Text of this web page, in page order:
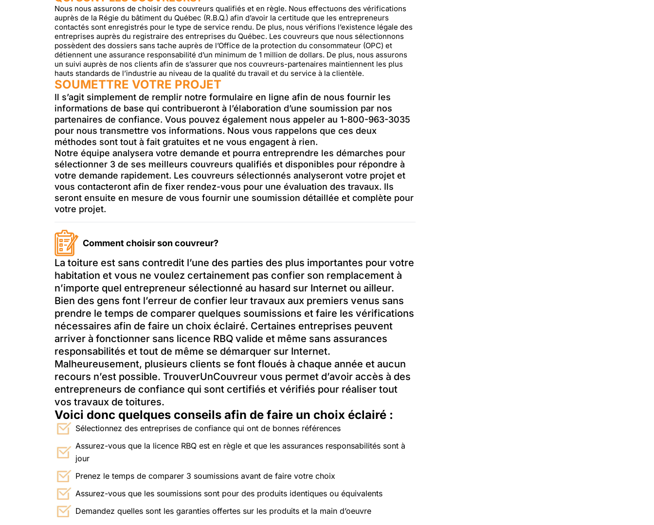
Nous nous assurons de choisir des couvreurs qualifiés et en règle. Nous effectuons des vérifications
auprès de la Régie du bâtiment du Québec (R.B.Q.) afin d’avoir la certitude que les entrepreneurs
contactés sont enregistrés pour le type de service rendu. De plus, nous vérifions l’existence légale des
entreprises auprès du registraire des entreprises du Québec. Les couvreurs que nous sélectionnons
possèdent des dossiers sans tache auprès de l’Office de la protection du consommateur (OPC) et
détiennent une assurance responsabilité d’un minimum de 1 million de dollars. De plus, nous assurons
un suivi auprès de nos clients afin de s’assurer que nos couvreurs-partenaires maintiennent les plus
hauts standards de l’industrie au niveau de la qualité du travail et du service à la clientèle.
SOUMETTRE VOTRE PROJET
Il s’agit simplement de remplir notre formulaire en ligne afin de nous fournir les
informations de base qui contribueront à l’élaboration d’une soumission par nos
partenaires de confiance. Vous pouvez également nous appeler au 1-800-963-3035
pour nous transmettre vos informations. Nous vous rappelons que ces deux
méthodes sont tout à fait gratuites et ne vous engagent à rien.
Notre équipe analysera votre demande et pourra entreprendre les démarches pour
sélectionner 3 de ses meilleurs couvreurs qualifiés et disponibles pour répondre à
votre demande rapidement. Les couvreurs sélectionnés analyseront votre projet et
vous contacteront afin de fixer rendez-vous pour une évaluation des travaux. Ils
seront ensuite en mesure de vous fournir une soumission détaillée et complète pour
votre projet.
Comment choisir son couvreur?
La toiture est sans contredit l’une des parties des plus importantes pour votre
habitation et vous ne voulez certainement pas confier son remplacement à
n’importe quel entrepreneur sélectionné au hasard sur Internet ou ailleur.
Bien des gens font l’erreur de confier leur travaux aux premiers venus sans
prendre le temps de comparer quelques soumissions et faire les vérifications
nécessaires afin de faire un choix éclairé. Certaines entreprises peuvent
arriver à fonctionner sans licence RBQ valide et même sans assurances
responsabilités et tout de même se démarquer sur Internet.
Malheureusement, plusieurs clients se font floués à chaque année et aucun
recours n’est possible. TrouverUnCouvreur vous permet d’avoir accès à des
entrepreneurs de confiance qui sont certifiés et vérifiés pour réaliser tout
vos travaux de toitures.
Voici donc quelques conseils afin de faire un choix éclairé :
Sélectionnez des entreprises de confiance qui ont de bonnes références
Assurez-vous que la licence RBQ est en règle et que les assurances responsabilités sont à
jour
Prenez le temps de comparer 3 soumissions avant de faire votre choix
Assurez-vous que les soumissions sont pour des produits identiques ou équivalents
Demandez quelles sont les garanties offertes sur les produits et la main d’oeuvre